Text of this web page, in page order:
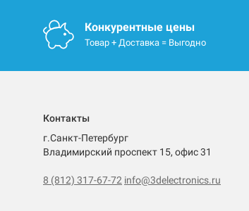
Конкурентные цены
Товар + Доставка = Выгодно
Контакты
г.Санкт-Петербург
Владимирский проспект 15, офис 31
8 (812) 317-67-72 info@3delectronics.ru